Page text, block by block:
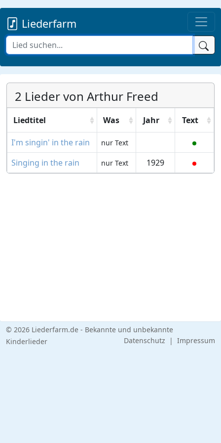
Liederfarm
2 Lieder von Arthur Freed
Liedtitel Was Jahr Text
I'm singin' in the rain nur Text
Singing in the rain nur Text 1929
© 2026 Liederfarm.de - Bekannte und unbekannte
Kinderlieder
Datenschutz | Impressum